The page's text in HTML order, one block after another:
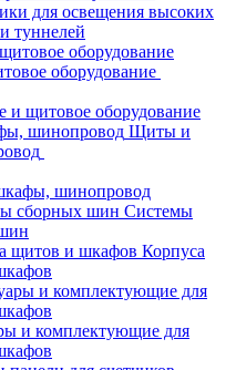
для освещения высоких
туннелей
оборудование
и щитовое оборудование
Щиты и
шинопровод
Системы
Корпуса
и комплектующие для